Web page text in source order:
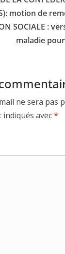
motion de
SOCIALE :
maladie
ne sera pas
avec*